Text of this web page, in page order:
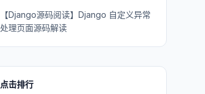
【Django源码阅读】Django 自定义异常
处理页面源码解读
点击排行